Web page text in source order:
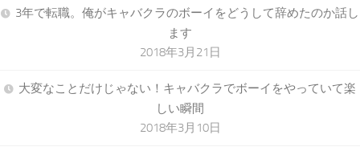
3年で転職。俺がキャバクラのボーイをどうして辞めたのか話し
ます
2018年3月21日
大変なことだけじゃない！キャバクラでボーイをやっていて楽
しい瞬間
2018年3月10日